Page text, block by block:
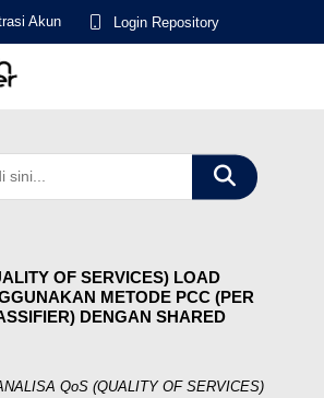
Akun Login Repository
OF SERVICES) LOAD
METODE PCC (PER
DENGAN SHARED
QoS (QUALITY OF SERVICES)